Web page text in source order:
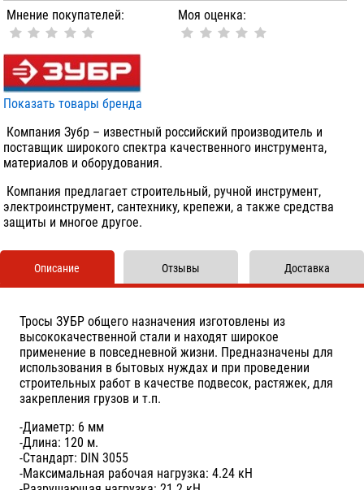
Мнение покупателей:
Моя оценка:
Показать товары бренда
Компания Зубр – известный российский производитель и
поставщик широкого спектра качественного инструмента,
материалов и оборудования.
Компания предлагает строительный, ручной инструмент,
электроинструмент, сантехнику, крепежи, а также средства
защиты и многое другое.
Описание
Тросы ЗУБР общего назначения изготовлены из
высококачественной стали и находят широкое
применение в повседневной жизни. Предназначены для
использования в бытовых нуждах и при проведении
строительных работ в качестве подвесок, растяжек, для
закрепления грузов и т.п.
-Диаметр: 6 мм
-Длина: 120 м.
-Стандарт: DIN 3055
-Максимальная рабочая нагрузка: 4.24 кН
Отзывы Доставка